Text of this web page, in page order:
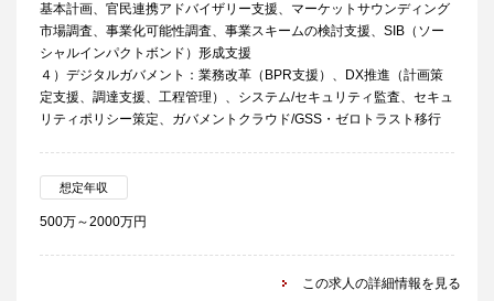
基本計画、官民連携アドバイザリー支援、マーケットサウンディング
市場調査、事業化可能性調査、事業スキームの検討支援、SIB（ソー
シャルインパクトボンド）形成支援
４）デジタルガバメント：業務改革（BPR支援）、DX推進（計画策
定支援、調達支援、工程管理）、システム/セキュリティ監査、セキュ
リティポリシー策定、ガバメントクラウド/GSS・ゼロトラスト移行
想定年収
500万～2000万円
この求人の詳細情報を見る